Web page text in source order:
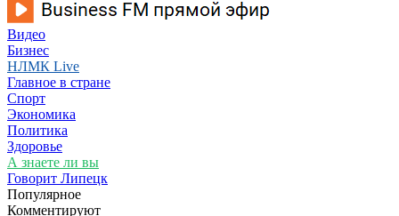
Видео
Бизнес
НЛМК Live
Главное в стране
Спорт
Экономика
Политика
Здоровье
А знаете ли вы
Говорит Липецк
Популярное
Комментируют